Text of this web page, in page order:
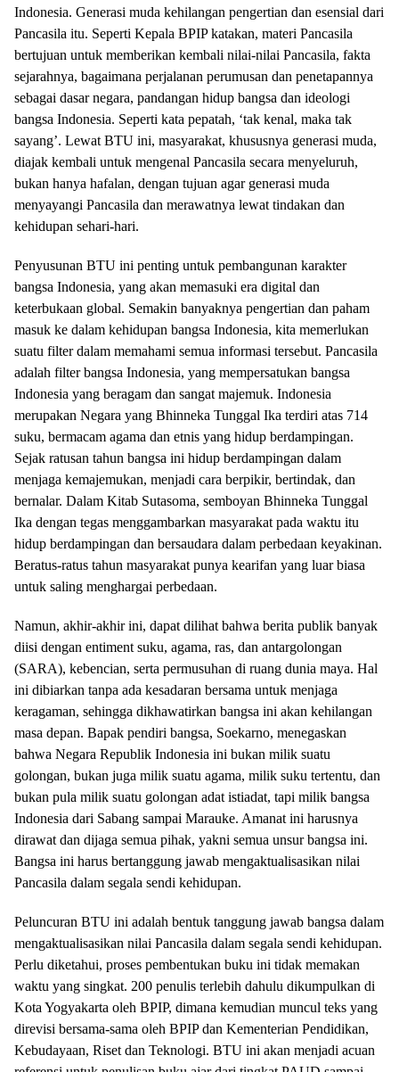
Indonesia. Generasi muda kehilangan pengertian dan esensial dari
Pancasila itu. Seperti Kepala BPIP katakan, materi Pancasila
bertujuan untuk memberikan kembali nilai-nilai Pancasila, fakta
sejarahnya, bagaimana perjalanan perumusan dan penetapannya
sebagai dasar negara, pandangan hidup bangsa dan ideologi
bangsa Indonesia. Seperti kata pepatah, ‘tak kenal, maka tak
sayang’. Lewat BTU ini, masyarakat, khususnya generasi muda,
diajak kembali untuk mengenal Pancasila secara menyeluruh,
bukan hanya hafalan, dengan tujuan agar generasi muda
menyayangi Pancasila dan merawatnya lewat tindakan dan
kehidupan sehari-hari.
Penyusunan BTU ini penting untuk pembangunan karakter
bangsa Indonesia, yang akan memasuki era digital dan
keterbukaan global. Semakin banyaknya pengertian dan paham
masuk ke dalam kehidupan bangsa Indonesia, kita memerlukan
suatu filter dalam memahami semua informasi tersebut. Pancasila
adalah filter bangsa Indonesia, yang mempersatukan bangsa
Indonesia yang beragam dan sangat majemuk. Indonesia
merupakan Negara yang Bhinneka Tunggal Ika terdiri atas 714
suku, bermacam agama dan etnis yang hidup berdampingan.
Sejak ratusan tahun bangsa ini hidup berdampingan dalam
menjaga kemajemukan, menjadi cara berpikir, bertindak, dan
bernalar. Dalam Kitab Sutasoma, semboyan Bhinneka Tunggal
Ika dengan tegas menggambarkan masyarakat pada waktu itu
hidup berdampingan dan bersaudara dalam perbedaan keyakinan.
Beratus-ratus tahun masyarakat punya kearifan yang luar biasa
untuk saling menghargai perbedaan.
Namun, akhir-akhir ini, dapat dilihat bahwa berita publik banyak
diisi dengan entiment suku, agama, ras, dan antargolongan
(SARA), kebencian, serta permusuhan di ruang dunia maya. Hal
ini dibiarkan tanpa ada kesadaran bersama untuk menjaga
keragaman, sehingga dikhawatirkan bangsa ini akan kehilangan
masa depan. Bapak pendiri bangsa, Soekarno, menegaskan
bahwa Negara Republik Indonesia ini bukan milik suatu
golongan, bukan juga milik suatu agama, milik suku tertentu, dan
bukan pula milik suatu golongan adat istiadat, tapi milik bangsa
Indonesia dari Sabang sampai Marauke. Amanat ini harusnya
dirawat dan dijaga semua pihak, yakni semua unsur bangsa ini.
Bangsa ini harus bertanggung jawab mengaktualisasikan nilai
Pancasila dalam segala sendi kehidupan.
Peluncuran BTU ini adalah bentuk tanggung jawab bangsa dalam
mengaktualisasikan nilai Pancasila dalam segala sendi kehidupan.
Perlu diketahui, proses pembentukan buku ini tidak memakan
waktu yang singkat. 200 penulis terlebih dahulu dikumpulkan di
Kota Yogyakarta oleh BPIP, dimana kemudian muncul teks yang
direvisi bersama-sama oleh BPIP dan Kementerian Pendidikan,
Kebudayaan, Riset dan Teknologi. BTU ini akan menjadi acuan